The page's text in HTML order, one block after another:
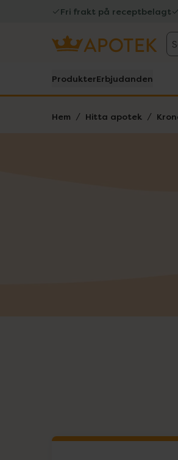
Fri frakt på receptbelagt
ProdukterErbjudanden
Hem Hitta apotek